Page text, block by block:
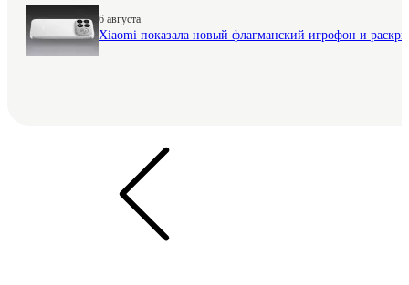
6 августа
Xiaomi показала новый флагманский игрофон и